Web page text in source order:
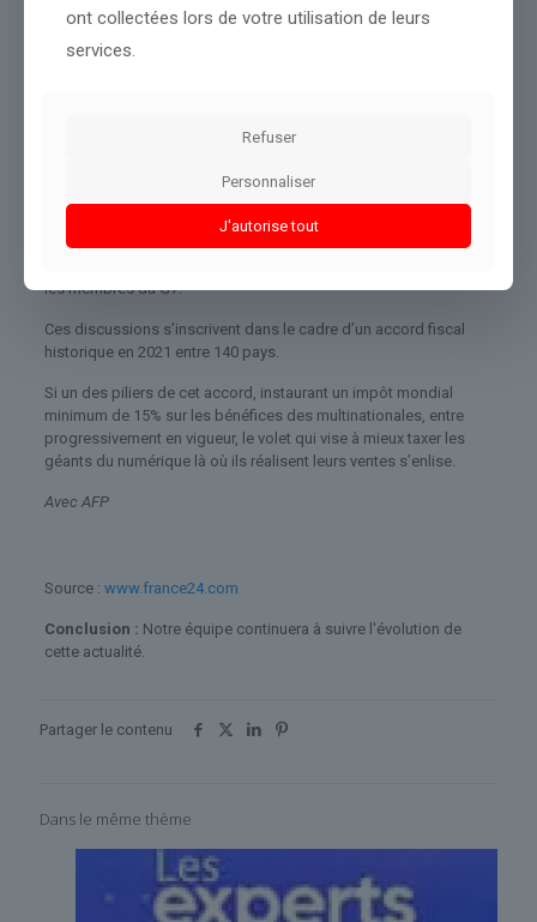
industrie, notamment dans les voitures électriques et les
« L’économie numérique pose au système fiscal international »
du G7, qui se sont dit « engagés dans un dialogue constructif »
sur le sujet de leur taxation.
« Nous attendons avec intérêt un dossier de l’
les membres du G7.
Ces discussions s’inscrivent dans le cadre d’un accord fiscal
historique en 2021 entre 140 pays.
Si un des piliers de cet accord, instaurant un impôt mondial
minimum de 15% sur les bénéfices des multinationales, entre
progressivement en vigueur, le volet qui vise à mieux taxer les
géants du numérique là où ils réalisent leurs ventes s’enlise.
Avec AFP
Source : www.france24.com
Conclusion : Notre équipe continuera à suivre l'évolution de
cette actualité.
Partager le contenu
Dans le même thème
ont collectées lors de votre utilisation de leurs
services.
Refuser
Personnaliser
J'autorise tout